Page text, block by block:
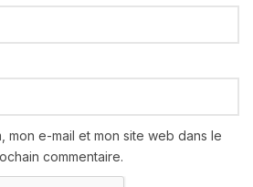
mon e-mail et mon site web dans le
commentaire.